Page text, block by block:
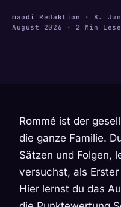
maodi Redaktion · 8.
August 2026 · 2 Min
Rommé ist der
die ganze Familie.
Sätzen und Folgen,
versuchst, als
Hier lernst du das